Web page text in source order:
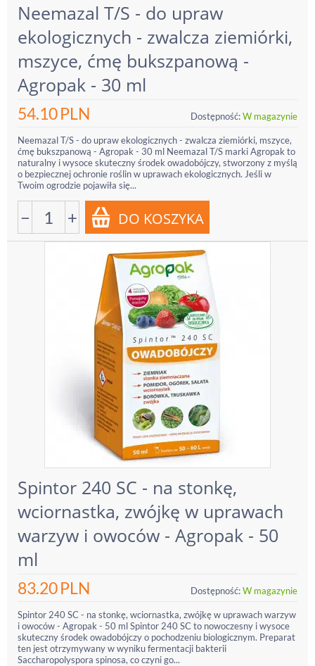
Neemazal T/S - do upraw
ekologicznych - zwalcza ziemiórki,
mszyce, ćmę bukszpanową -
Agropak - 30 ml
54.10PLN Dostępność:W magazynie
Neemazal T/S - do upraw ekologicznych - zwalcza ziemiórki, mszyce,
ćmę bukszpanową - Agropak - 30 ml Neemazal T/S marki Agropak to
naturalny i wysoce skuteczny środek owadobójczy, stworzony z myślą
o bezpiecznej ochronie roślin w uprawach ekologicznych. Jeśli w
Twoim ogrodzie pojawiła się...
− +
Spintor 240 SC - na stonkę,
wciornastka, zwójkę w uprawach
warzyw i owoców - Agropak - 50
ml
83.20PLN Dostępność:W magazynie
Spintor 240 SC - na stonkę, wciornastka, zwójkę w uprawach warzyw
i owoców - Agropak - 50 ml Spintor 240 SC to nowoczesny i wysoce
skuteczny środek owadobójczy o pochodzeniu biologicznym. Preparat
ten jest otrzymywany w wyniku fermentacji bakterii
Saccharopolyspora spinosa, co czyni go...